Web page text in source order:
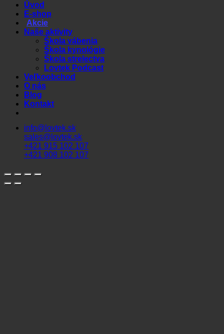
Úvod
E-shop
Akcie
Naše aktivity
Škola vábenia
Škola kynológie
Škola strelectva
Lovtek Podcast
Veľkoobchod
O nás
Blog
Kontakt
info@lovtek.sk
sales@lovtek.sk
+421 915 102 107
+421 908 102 107